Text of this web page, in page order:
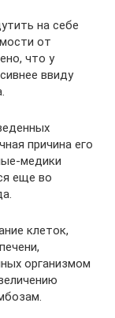
на себе
от
что у
ввиду
причина его
медики
еще во
клеток,
организмом